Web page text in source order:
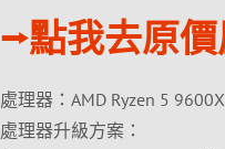
⭢點我去原
處理器：AMD Ryzen 5
處理器升級方案：